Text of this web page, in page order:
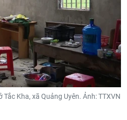
Kha, xã Quảng Uyên. Ảnh: TTXVN